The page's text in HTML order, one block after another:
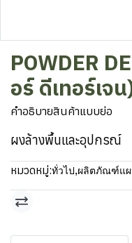
POWDER
อร์ ดีเทอร์เจ
คำอธิบายสินค้าแบบย่อ
ผงล้างพื้นและอุปกรณ์
หมวดหมู่:ทั่วไป,ผลิตภัณฑ์แ